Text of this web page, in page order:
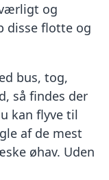
og
disse flotte og
bus, tog,
så findes der
kan flyve til
af de mest
øhav. Uden